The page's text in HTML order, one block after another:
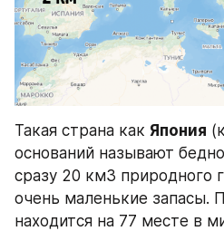
Такая страна как Япония
оснований называют
сразу 20 км3 природного
очень маленькие запасы.
находится на 77 месте в